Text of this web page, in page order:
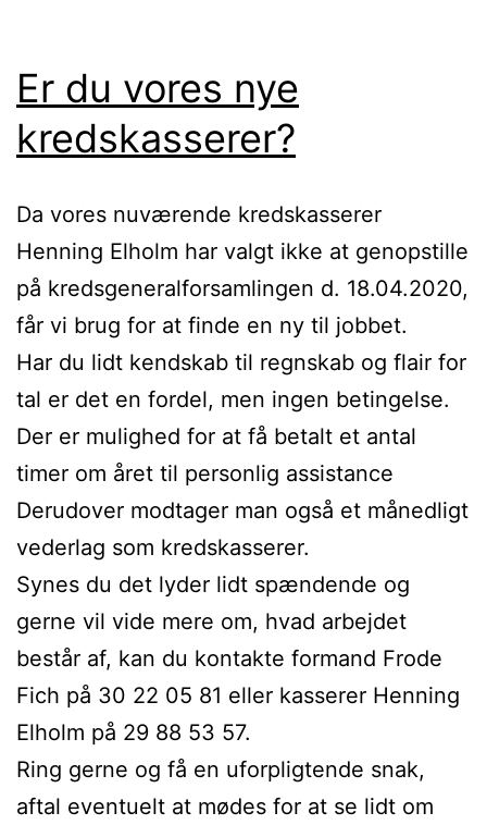
Er du vores nye
kredskasserer?
Da vores nuværende kredskasserer
Henning Elholm har valgt ikke at genopstille
på kredsgeneralforsamlingen d. 18.04.2020,
får vi brug for at finde en ny til jobbet.
Har du lidt kendskab til regnskab og flair for
tal er det en fordel, men ingen betingelse.
Der er mulighed for at få betalt et antal
timer om året til personlig assistance
Derudover modtager man også et månedligt
vederlag som kredskasserer.
Synes du det lyder lidt spændende og
gerne vil vide mere om, hvad arbejdet
består af, kan du kontakte formand Frode
Fich på 30 22 05 81 eller kasserer Henning
Elholm på 29 88 53 57.
Ring gerne og få en uforpligtende snak,
aftal eventuelt at mødes for at se lidt om